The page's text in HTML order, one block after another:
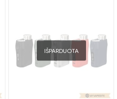
IŠPARDUOTA